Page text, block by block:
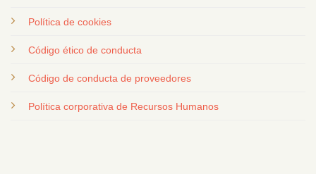
Política de cookies
Código ético de conducta
Código de conducta de proveedores
Política corporativa de Recursos Humanos